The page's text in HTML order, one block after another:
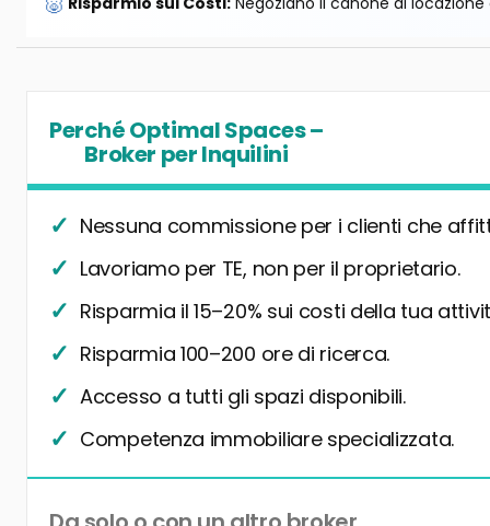
Perché Optimal Spaces –
Broker per Inquilini
Nessuna commissione per i clienti che
Lavoriamo per TE, non per il proprietario.
Risparmia il 15–20% sui costi della tua
Risparmia 100–200 ore di ricerca.
Accesso a tutti gli spazi disponibili.
Competenza immobiliare specializzata.